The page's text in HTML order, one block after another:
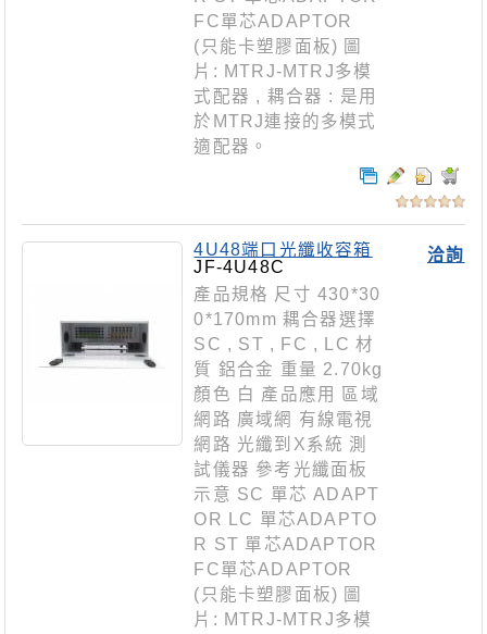
FC單芯ADAPTOR
(只能卡塑膠面板) 圖
片: MTRJ-MTRJ多模
式配器 , 耦合器 : 是用
於MTRJ連接的多模式
適配器。
洽詢
4U48端口光纖收容箱
JF-4U48C
產品規格 尺寸 430*30
0*170mm 耦合器選擇
SC , ST , FC , LC 材
質 鋁合金 重量 2.70kg
顏色 白 產品應用 區域
網路 廣域網 有線電視
網路 光纖到X系統 測
試儀器 參考光纖面板
示意 SC 單芯 ADAPT
OR LC 單芯ADAPTO
R ST 單芯ADAPTOR
FC單芯ADAPTOR
(只能卡塑膠面板) 圖
片: MTRJ-MTRJ多模